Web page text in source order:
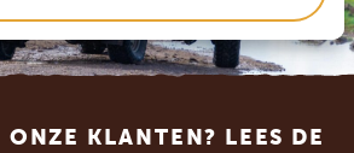
ONZE KLANTEN? LEES DE